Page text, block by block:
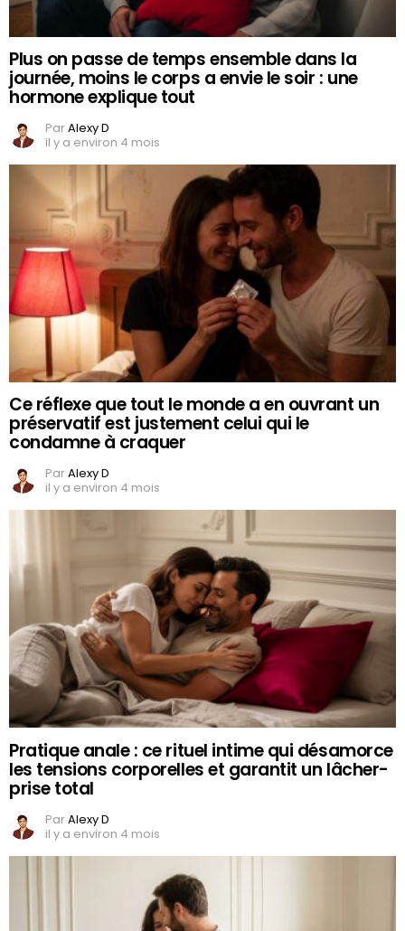
Plus on passe de temps ensemble dans la
journée, moins le corps a envie le soir : une
hormone explique tout
ParAlexy D
il y a environ 4 mois
Ce réflexe que tout le monde a en ouvrant un
préservatif est justement celui qui le
condamne à craquer
ParAlexy D
il y a environ 4 mois
Pratique anale : ce rituel intime qui désamorce
les tensions corporelles et garantit un lâcher-
prise total
ParAlexy D
il y a environ 4 mois